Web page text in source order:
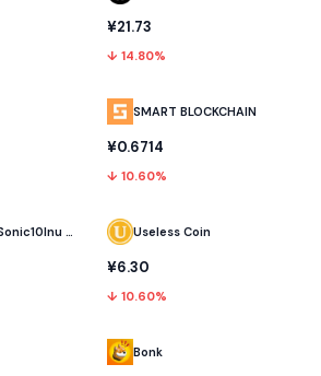
HarryPotterObamaSonic10Inu (ETH)
¥21.73
↓ 14.80%
SMART BLOCKCHAIN
¥0.6714
↓ 10.60%
Useless Coin
¥6.30
↓ 10.60%
Bonk